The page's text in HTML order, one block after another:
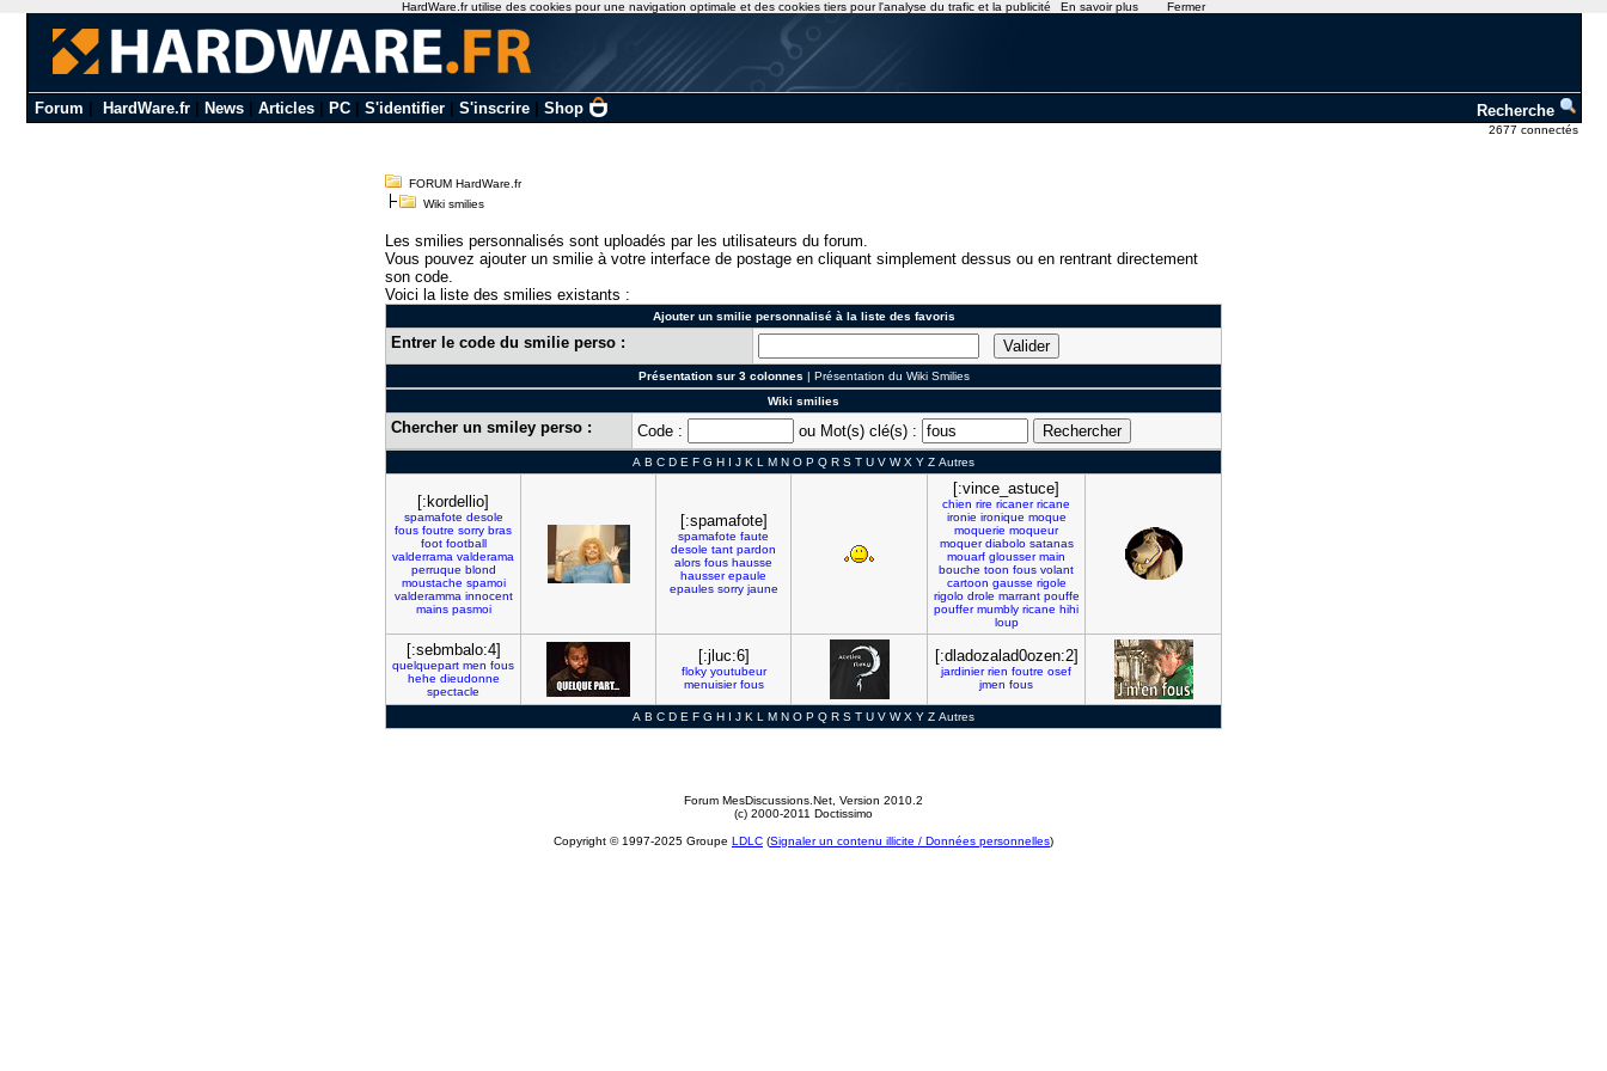
Forum HardWare.fr| News| Articles| PC| S'identifier| S'inscrire| Shop Recherche
2677 connectés
FORUM HardWare.fr
Wiki smilies
Les smilies personnalisés sont uploadés par les utilisateurs du forum.
Vous pouvez ajouter un smilie à votre interface de postage en cliquant simplement dessus ou en rentrant directement
son code.
Voici la liste des smilies existants :
Ajouter un smilie personnalisé à la liste des favoris
Entrer le code du smilie perso :
Présentation sur 3 colonnes | Présentation du Wiki Smilies
Wiki smilies
Chercher un smiley perso : Code : ou Mot(s) clé(s) :
A B C D E F G H I J K L M N O P Q R S T U V W X Y Z Autres
[:kordellio]
spamafote desole
fous foutre sorry bras
foot football
valderrama valderama
perruque blond
moustache spamoi
valderamma innocent
mains pasmoi
[:spamafote]
spamafote faute
desole tant pardon
alors fous hausse
hausser epaule
epaules sorry jaune
[:vince_astuce]
chien rire ricaner ricane
ironie ironique moque
moquerie moqueur
moquer diabolo satanas
mouarf glousser main
bouche toon fous volant
cartoon gausse rigole
rigolo drole marrant pouffe
pouffer mumbly ricane hihi
loup
[:sebmbalo:4]
quelquepart men fous
hehe dieudonne
spectacle
[:jluc:6]
floky youtubeur
menuisier fous
[:dladozalad0ozen:2]
jardinier rien foutre osef
jmen fous
A B C D E F G H I J K L M N O P Q R S T U V W X Y Z Autres
Forum MesDiscussions.Net , Version 2010.2
(c) 2000-2011 Doctissimo
Copyright © 1997-2025 Groupe LDLC (Signaler un contenu illicite / Données personnelles)
HardWare.fr utilise des cookies pour une navigation optimale et des cookies tiers pour l'analyse du trafic et la publicité En savoir plus Fermer